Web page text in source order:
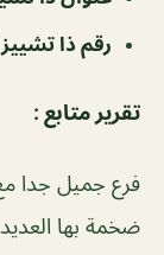
رقم ذا
تقرير متابع :
فرع جميل جدا
ضخمة بها